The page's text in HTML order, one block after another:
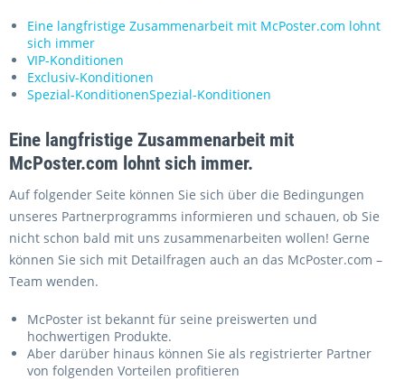
Eine langfristige Zusammenarbeit mit McPoster.com lohnt
sich immer
VIP-Konditionen
Exclusiv-Konditionen
Spezial-KonditionenSpezial-Konditionen
Eine langfristige Zusammenarbeit mit
McPoster.com lohnt sich immer.
Auf folgender Seite können Sie sich über die Bedingungen
unseres Partnerprogramms informieren und schauen, ob Sie
nicht schon bald mit uns zusammenarbeiten wollen! Gerne
können Sie sich mit Detailfragen auch an das McPoster.com –
Team wenden.
McPoster ist bekannt für seine preiswerten und
hochwertigen Produkte.
Aber darüber hinaus können Sie als registrierter Partner
von folgenden Vorteilen profitieren